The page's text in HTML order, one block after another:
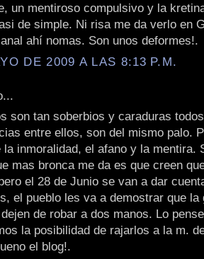
un mentiroso compulsivo y la
de simple. Ni risa me da verlo en
ahí nomas. Son unos deformes!.
DE 2009 A LAS 8:13 P.M.
son tan soberbios y caraduras
entre ellos, son del mismo palo.
la inmoralidad, el afano y la mentira.
mas bronca me da es que creen
el 28 de Junio se van a dar
el pueblo les va a demostrar que la
de robar a dos manos. Lo
la posibilidad de rajarlos a la m.
el blog!.